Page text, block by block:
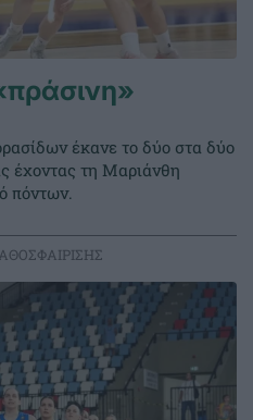
έκανε το δύο στα δύο
έχοντας τη Μαριάνθη
πόντων.